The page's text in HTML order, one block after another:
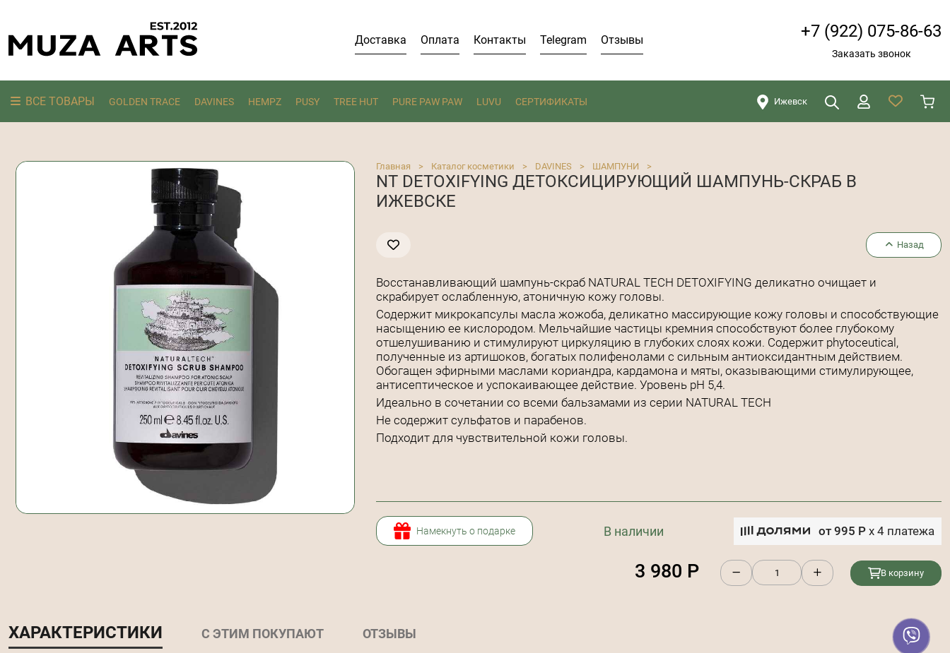
Доставка Оплата Контакты Telegram Отзывы +7 (922) 075-86-63
Заказать звонок
ВСЕ ТОВАРЫ GOLDEN TRACE DAVINES HEMPZ PUSY TREE HUT PURE PAW PAW LUVU СЕРТИФИКАТЫ Ижевск
Главная
> Каталог косметики > DAVINES > ШАМПУНИ >
NT DETOXIFYING ДЕТОКСИЦИРУЮЩИЙ ШАМПУНЬ-СКРАБ В
ИЖЕВСКЕ
Назад
Восстанавливающий шампунь-скраб NATURAL TECH DETOXIFYING деликатно очищает и
скрабирует ослабленную, атоничную кожу головы.
Содержит микрокапсулы масла жожоба, деликатно массирующие кожу головы и способствующие
насыщению ее кислородом. Мельчайшие частицы кремния способствуют более глубокому
отшелушиванию и стимулируют циркуляцию в глубоких слоях кожи. Содержит phytoceutical,
полученные из артишоков, богатых полифенолами с сильным антиоксидантным действием.
Обогащен эфирными маслами кориандра, кардамона и мяты, оказывающими стимулирующее,
антисептическое и успокаивающее действие. Уровень pH 5,4.
Идеально в сочетании со всеми бальзамами из серии NATURAL TECH
Не содержит сульфатов и парабенов.
Подходит для чувствительной кожи головы.
Намекнуть о подарке В наличии от 995 Р x 4 платежа
3 980 Р В корзину
ХАРАКТЕРИСТИКИ С ЭТИМ ПОКУПАЮТ ОТЗЫВЫ